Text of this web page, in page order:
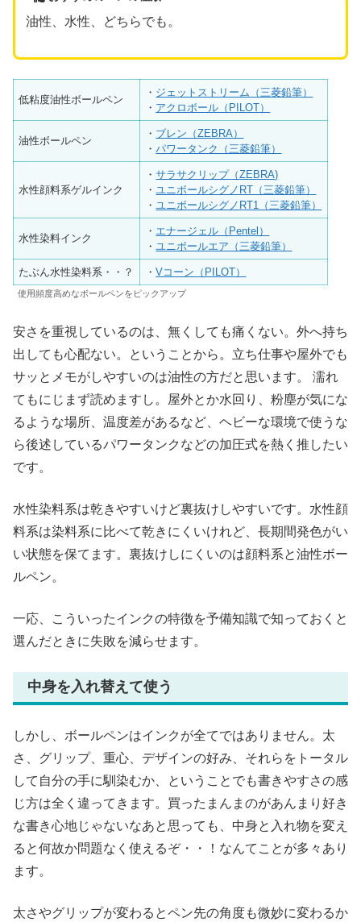
油性、水性、どちらでも。
低粘度油性ボールペン
・ ジェットストリーム（三菱鉛筆）
・ アクロボール（PILOT）
油性ボールペン
・ ブレン（ZEBRA）
・パワータンク（三菱鉛筆）
水性顔料系ゲルインク
・サラサクリップ（ZEBRA)
・ユニボールシグノRT（三菱鉛筆）
・ユニボールシグノRT1（三菱鉛筆）
水性染料インク
・ エナージェル（Pentel）
・ユニボールエア（三菱鉛筆）
たぶん水性染料系・・？ ・Vコーン（PILOT）
使用頻度高めなボールペンをピックアップ
安さを重視しているのは、無くしても痛くない。外へ持ち
出しても心配ない。ということから。立ち仕事や屋外でも
サッとメモがしやすいのは油性の方だと思います。 濡れ
てもにじまず読めますし。屋外とか水回り、粉塵が気にな
るような場所、温度差があるなど、ヘビーな環境で使うな
ら後述しているパワータンクなどの加圧式を熱く推したい
です。
水性染料系は乾きやすいけど裏抜けしやすいです。水性顔
料系は染料系に比べて乾きにくいけれど、長期間発色がい
い状態を保てます。裏抜けしにくいのは顔料系と油性ボー
ルペン。
一応、こういったインクの特徴を予備知識で知っておくと
選んだときに失敗を減らせます。
中身を入れ替えて使う
しかし、ボールペンはインクが全てではありません。太
さ、グリップ、重心、デザインの好み、それらをトータル
して自分の手に馴染むか、ということでも書きやすさの感
じ方は全く違ってきます。買ったまんまのがあんまり好き
な書き心地じゃないなあと思っても、中身と入れ物を変え
ると何故か問題なく使えるぞ・・！なんてことが多々あり
ます。
太さやグリップが変わるとペン先の角度も微妙に変わるか